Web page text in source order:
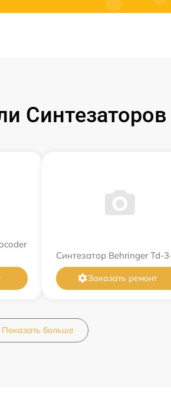
Синтезаторов
Синтезатор Behringer Td-
Заказать ремонт
Показать больше